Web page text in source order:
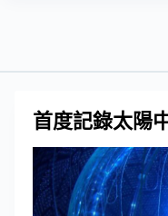
首度記錄太陽